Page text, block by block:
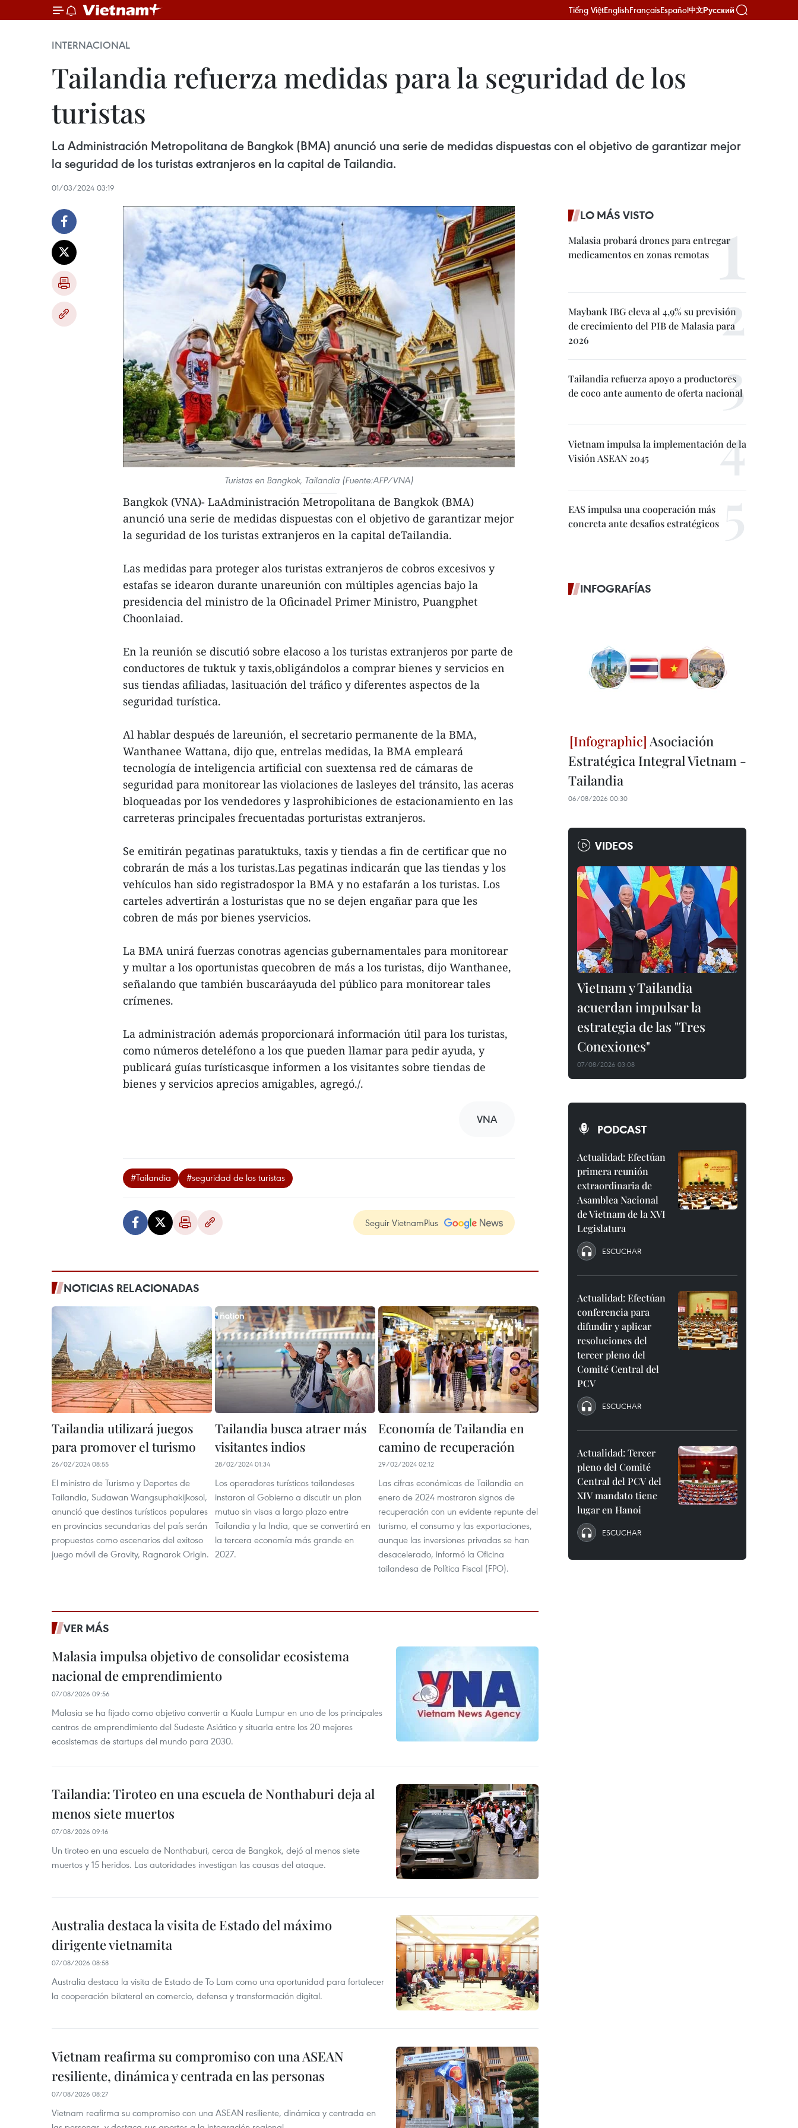
Tiếng ViệtEnglishFrançaisEspañol中文Русский
INTERNACIONAL
Tailandia refuerza medidas para la seguridad de los
turistas
La Administración Metropolitana de Bangkok (BMA) anunció una serie de medidas dispuestas con el objetivo de garantizar mejor
la seguridad de los turistas extranjeros en la capital de Tailandia.
01/03/2024 03:19
Turistas en Bangkok, Tailandia (Fuente:AFP/VNA)
Bangkok (VNA)- LaAdministración Metropolitana de Bangkok (BMA)
anunció una serie de medidas dispuestas con el objetivo de garantizar mejor
la seguridad de los turistas extranjeros en la capital deTailandia.
Las medidas para proteger alos turistas extranjeros de cobros excesivos y
estafas se idearon durante unareunión con múltiples agencias bajo la
presidencia del ministro de la Oficinadel Primer Ministro, Puangphet
Choonlaiad.
En la reunión se discutió sobre elacoso a los turistas extranjeros por parte de
conductores de tuktuk y taxis,obligándolos a comprar bienes y servicios en
sus tiendas afiliadas, lasituación del tráfico y diferentes aspectos de la
seguridad turística.
Al hablar después de lareunión, el secretario permanente de la BMA,
Wanthanee Wattana, dijo que, entrelas medidas, la BMA empleará
tecnología de inteligencia artificial con suextensa red de cámaras de
seguridad para monitorear las violaciones de lasleyes del tránsito, las aceras
bloqueadas por los vendedores y lasprohibiciones de estacionamiento en las
carreteras principales frecuentadas porturistas extranjeros.
Se emitirán pegatinas paratuktuks, taxis y tiendas a fin de certificar que no
cobrarán de más a los turistas.Las pegatinas indicarán que las tiendas y los
vehículos han sido registradospor la BMA y no estafarán a los turistas. Los
carteles advertirán a losturistas que no se dejen engañar para que les
cobren de más por bienes yservicios.
La BMA unirá fuerzas conotras agencias gubernamentales para monitorear
y multar a los oportunistas quecobren de más a los turistas, dijo Wanthanee,
señalando que también buscaráayuda del público para monitorear tales
crímenes.
La administración además proporcionará información útil para los turistas,
como números deteléfono a los que pueden llamar para pedir ayuda, y
publicará guías turísticasque informen a los visitantes sobre tiendas de
bienes y servicios aprecios amigables, agregó./.
VNA
#Tailandia #seguridad de los turistas
Seguir VietnamPlus
NOTICIAS RELACIONADAS
Tailandia utilizará juegos
para promover el turismo
26/02/2024 08:55
El ministro de Turismo y Deportes de
Tailandia, Sudawan Wangsuphakijkosol,
anunció que destinos turísticos populares
en provincias secundarias del país serán
propuestos como escenarios del exitoso
juego móvil de Gravity, Ragnarok Origin.
Tailandia busca atraer más
visitantes indios
28/02/2024 01:34
Los operadores turísticos tailandeses
instaron al Gobierno a discutir un plan
mutuo sin visas a largo plazo entre
Tailandia y la India, que se convertirá en
la tercera economía más grande en
2027.
Economía de Tailandia en
camino de recuperación
29/02/2024 02:12
Las cifras económicas de Tailandia en
enero de 2024 mostraron signos de
recuperación con un evidente repunte del
turismo, el consumo y las exportaciones,
aunque las inversiones privadas se han
desacelerado, informó la Oficina
tailandesa de Política Fiscal (FPO).
VER MÁS
Malasia impulsa objetivo de consolidar ecosistema
nacional de emprendimiento
07/08/2026 09:56
Malasia se ha fijado como objetivo convertir a Kuala Lumpur en uno de los principales
centros de emprendimiento del Sudeste Asiático y situarla entre los 20 mejores
ecosistemas de startups del mundo para 2030.
Tailandia: Tiroteo en una escuela de Nonthaburi deja al
menos siete muertos
07/08/2026 09:16
Un tiroteo en una escuela de Nonthaburi, cerca de Bangkok, dejó al menos siete
muertos y 15 heridos. Las autoridades investigan las causas del ataque.
Australia destaca la visita de Estado del máximo
dirigente vietnamita
07/08/2026 08:58
Australia destaca la visita de Estado de To Lam como una oportunidad para fortalecer
la cooperación bilateral en comercio, defensa y transformación digital.
Vietnam reafirma su compromiso con una ASEAN
resiliente, dinámica y centrada en las personas
07/08/2026 08:27
Vietnam reafirma su compromiso con una ASEAN resiliente, dinámica y centrada en
LO MÁS VISTO
Malasia probará drones para entregar
medicamentos en zonas remotas
Maybank IBG eleva al 4,9% su previsión
de crecimiento del PIB de Malasia para
2026
Tailandia refuerza apoyo a productores
de coco ante aumento de oferta nacional
Vietnam impulsa la implementación de la
Visión ASEAN 2045
EAS impulsa una cooperación más
concreta ante desafíos estratégicos
INFOGRAFÍAS
Asociación
Estratégica Integral Vietnam -
Tailandia
06/08/2026 00:30
VIDEOS
Vietnam y Tailandia
acuerdan impulsar la
estrategia de las "Tres
Conexiones"
07/08/2026 03:08
PODCAST
Actualidad: Efectúan
primera reunión
extraordinaria de
Asamblea Nacional
de Vietnam de la XVI
Legislatura
ESCUCHAR
Actualidad: Efectúan
conferencia para
difundir y aplicar
resoluciones del
tercer pleno del
Comité Central del
PCV
ESCUCHAR
Actualidad: Tercer
pleno del Comité
Central del PCV del
XIV mandato tiene
lugar en Hanoi
ESCUCHAR